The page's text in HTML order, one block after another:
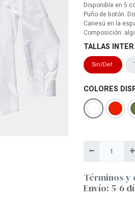
Disponible en 5
Puño de botón.
Canesú en la
Composición:
TALLAS INTER.
Sin/Det.
COLORES
Términos y
Envío: 5-6